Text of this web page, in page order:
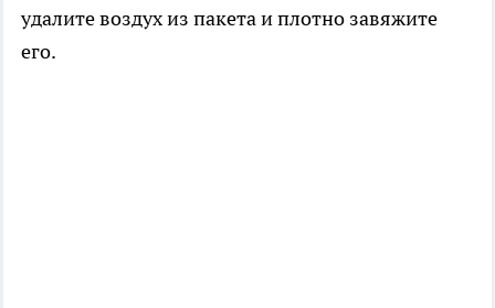
удалите воздух из пакета и плотно завяжите
его.